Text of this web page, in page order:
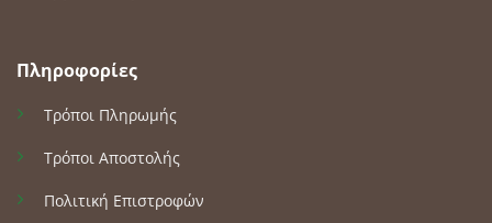
Πληροφορίες
Τρόποι Πληρωμής
Τρόποι Αποστολής
Πολιτική Επιστροφών